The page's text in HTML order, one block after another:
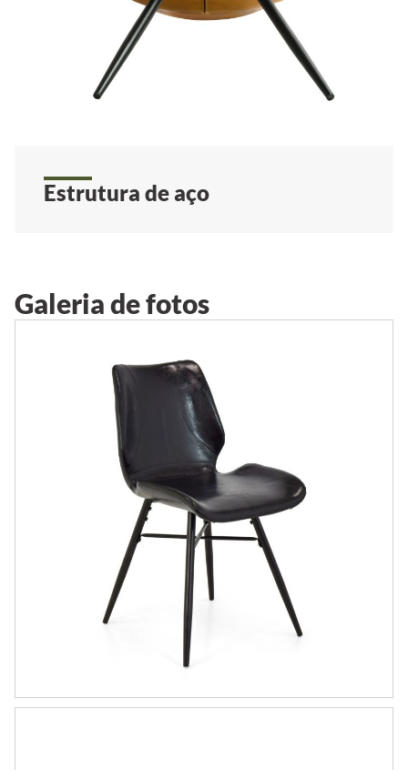
Estrutura de aço
Galeria de fotos